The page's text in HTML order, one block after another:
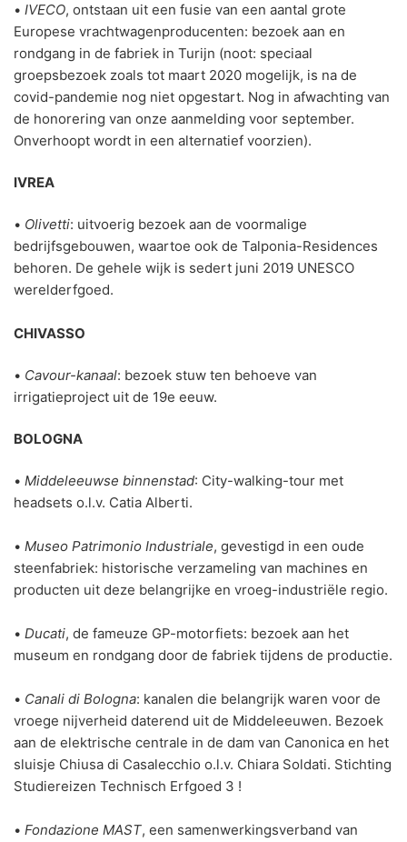
• IVECO, ontstaan uit een fusie van een aantal grote
Europese vrachtwagenproducenten: bezoek aan en
rondgang in de fabriek in Turijn (noot: speciaal
groepsbezoek zoals tot maart 2020 mogelijk, is na de
covid-pandemie nog niet opgestart. Nog in afwachting van
de honorering van onze aanmelding voor september.
Onverhoopt wordt in een alternatief voorzien).
IVREA
• Olivetti: uitvoerig bezoek aan de voormalige
bedrijfsgebouwen, waartoe ook de Talponia-Residences
behoren. De gehele wijk is sedert juni 2019 UNESCO
werelderfgoed.
CHIVASSO
• Cavour-kanaal: bezoek stuw ten behoeve van
irrigatieproject uit de 19e eeuw.
BOLOGNA
• Middeleeuwse binnenstad: City-walking-tour met
headsets o.l.v. Catia Alberti.
• Museo Patrimonio Industriale, gevestigd in een oude
steenfabriek: historische verzameling van machines en
producten uit deze belangrijke en vroeg-industriële regio.
• Ducati, de fameuze GP-motorfiets: bezoek aan het
museum en rondgang door de fabriek tijdens de productie.
• Canali di Bologna: kanalen die belangrijk waren voor de
vroege nijverheid daterend uit de Middeleeuwen. Bezoek
aan de elektrische centrale in de dam van Canonica en het
sluisje Chiusa di Casalecchio o.l.v. Chiara Soldati. Stichting
Studiereizen Technisch Erfgoed 3 !
• Fondazione MAST, een samenwerkingsverband van